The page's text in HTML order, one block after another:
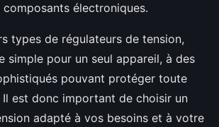
électroniques.
types de régulateurs de tension,
simple pour un seul appareil, à des
pouvant protéger toute
Il est donc important de choisir un
adapté à vos besoins et à votre